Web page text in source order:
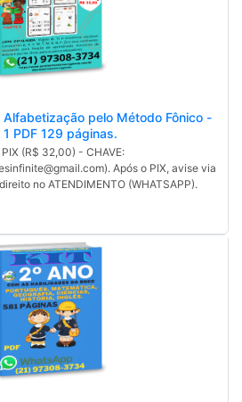
pelo Método Fônico -
1 PDF 129 páginas.
(R$ 32,00) - CHAVE:
Após o PIX, avise via
no ATENDIMENTO (WHATSAPP).